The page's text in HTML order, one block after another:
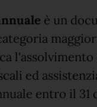
è un
ed
entro il